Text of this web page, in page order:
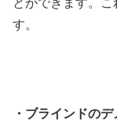
とができます。
す。
・ブラインドのデ